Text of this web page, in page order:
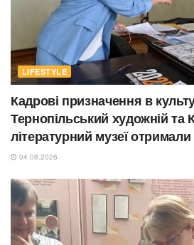
LIFESTYLE
Кадрові призначення в
Тернопільський художній та
літературний музеї
04.08.2026